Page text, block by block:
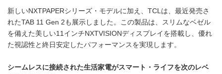
新しいNXTPAPERシリーズ・モデルに加え、TCLは、最近発売さ
れたTAB 11 Gen 2も展示しました。この製品は、スリムなベゼル
を備えた美しい11インチNXTVISIONディスプレイを搭載し、優れ
た視認性と終日安定したパフォーマンスを実現します。
シームレスに接続された生活家電がスマート・ライフを次のレベ